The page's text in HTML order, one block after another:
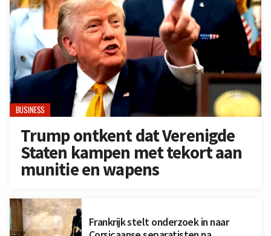
BUSINESS
Trump ontkent dat Verenigde
Staten kampen met tekort aan
munitie en wapens
Frankrijk stelt onderzoek in naar